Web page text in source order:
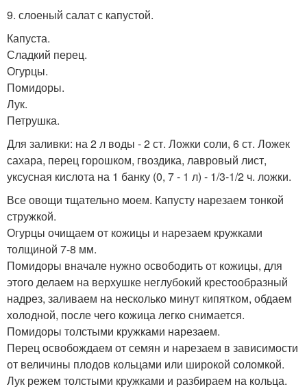
9. слоеный салат с капустой.
Капуста.
Сладкий перец.
Огурцы.
Помидоры.
Лук.
Петрушка.
Для заливки: на 2 л воды - 2 ст. Ложки соли, 6 ст. Ложек
сахара, перец горошком, гвоздика, лавровый лист,
уксусная кислота на 1 банку (0, 7 - 1 л) - 1/3-1/2 ч. ложки.
Все овощи тщательно моем. Капусту нарезаем тонкой
стружкой.
Огурцы очищаем от кожицы и нарезаем кружками
толщиной 7-8 мм.
Помидоры вначале нужно освободить от кожицы, для
этого делаем на верхушке неглубокий крестообразный
надрез, заливаем на несколько минут кипятком, обдаем
холодной, после чего кожица легко снимается.
Помидоры толстыми кружками нарезаем.
Перец освобождаем от семян и нарезаем в зависимости
от величины плодов кольцами или широкой соломкой.
Лук режем толстыми кружками и разбираем на кольца.